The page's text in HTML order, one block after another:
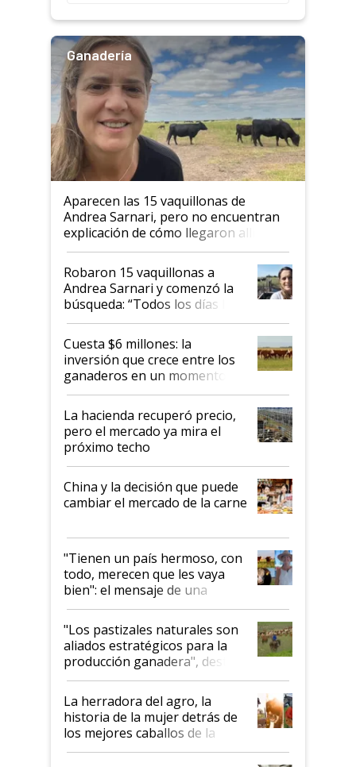
Ganadería
Aparecen las 15 vaquillonas de
Andrea Sarnari, pero no encuentran
explicación de cómo llegaron allí
Robaron 15 vaquillonas a
Andrea Sarnari y comenzó la
búsqueda: “Todos los días le
toca a algún productor”
Cuesta $6 millones: la
inversión que crece entre los
ganaderos en un momento
histórico para la actividad
La hacienda recuperó precio,
pero el mercado ya mira el
próximo techo
China y la decisión que puede
cambiar el mercado de la carne
"Tienen un país hermoso, con
todo, merecen que les vaya
bien": el mensaje de una
ganadera uruguaya sobre las
oportunidades que se abren
para el agro en Argentina, con
foco en la carne
"Los pastizales naturales son
aliados estratégicos para la
producción ganadera", destaca
la iniciativa que ya reúne a 46
establecimientos en Argentina
La herradora del agro, la
historia de la mujer detrás de
los mejores caballos de la
Argentina y los mitos que